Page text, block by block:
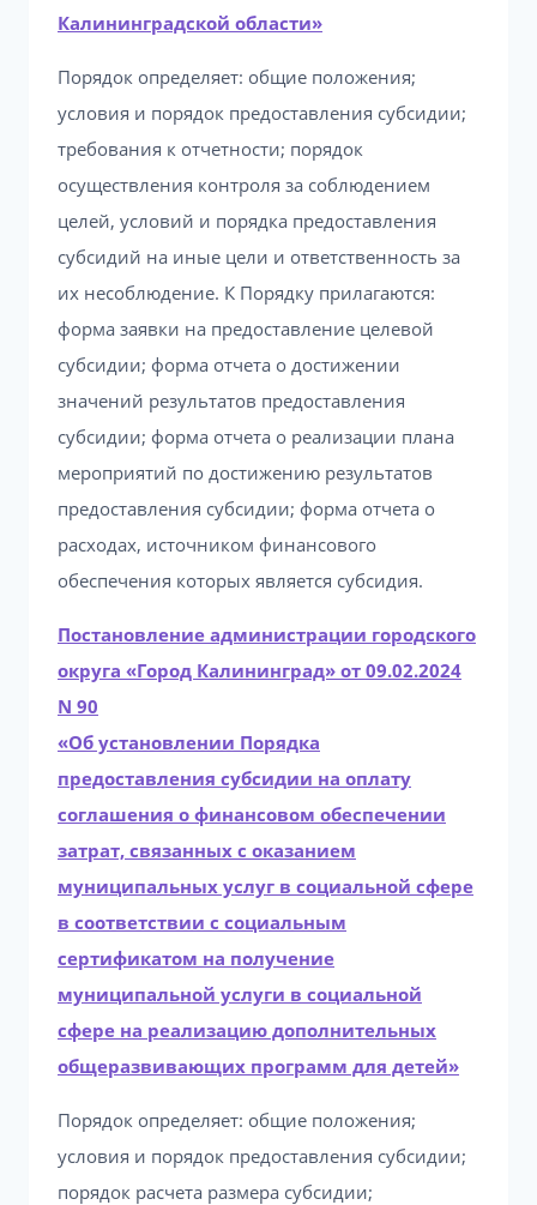
Калининградской области»
Порядок определяет: общие положения;
условия и порядок предоставления субсидии;
требования к отчетности; порядок
осуществления контроля за соблюдением
целей, условий и порядка предоставления
субсидий на иные цели и ответственность за
их несоблюдение. К Порядку прилагаются:
форма заявки на предоставление целевой
субсидии; форма отчета о достижении
значений результатов предоставления
субсидии; форма отчета о реализации плана
мероприятий по достижению результатов
предоставления субсидии; форма отчета о
расходах, источником финансового
обеспечения которых является субсидия.
Постановление администрации городского
округа «Город Калининград» от 09.02.2024
N 90
«Об установлении Порядка
предоставления субсидии на оплату
соглашения о финансовом обеспечении
затрат, связанных с оказанием
муниципальных услуг в социальной сфере
в соответствии с социальным
сертификатом на получение
муниципальной услуги в социальной
сфере на реализацию дополнительных
общеразвивающих программ для детей»
Порядок определяет: общие положения;
условия и порядок предоставления субсидии;
порядок расчета размера субсидии;